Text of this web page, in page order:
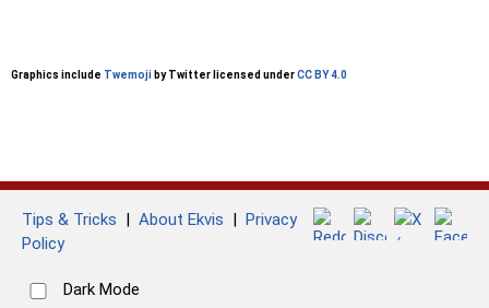
Graphics include Twemoji by Twitter licensed underCC BY 4.0
Tips & Tricks | About Ekvis | Privacy
Policy
Dark Mode